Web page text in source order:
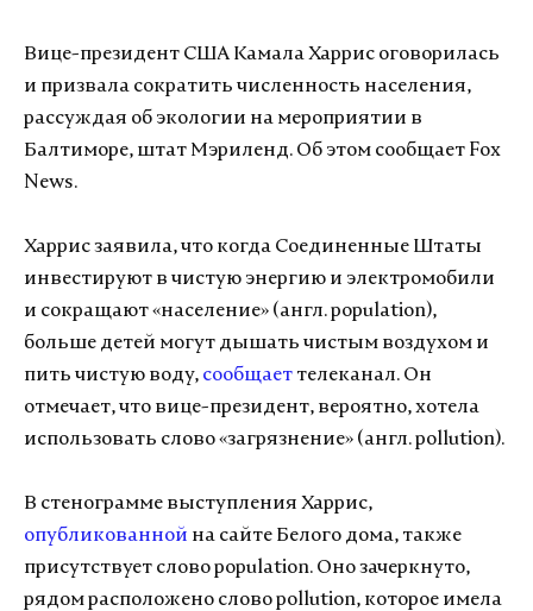
Вице-президент США Камала Харрис оговорилась
и призвала сократить численность населения,
рассуждая об экологии на мероприятии в
Балтиморе, штат Мэриленд. Об этом сообщает Fox
News.
Харрис заявила, что когда Соединенные Штаты
инвестируют в чистую энергию и электромобили
и сокращают «население» (англ. population),
больше детей могут дышать чистым воздухом и
пить чистую воду, сообщает телеканал. Он
отмечает, что вице-президент, вероятно, хотела
использовать слово «загрязнение» (англ. pollution).
В стенограмме выступления Харрис,
опубликованной на сайте Белого дома, также
присутствует слово population. Оно зачеркнуто,
рядом расположено слово pollution, которое имела